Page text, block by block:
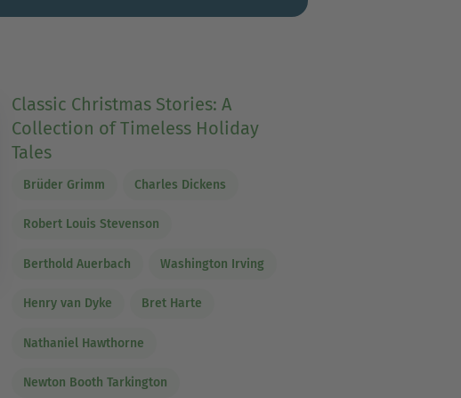
Classic Christmas Stories: A
Collection of Timeless Holiday
Tales
Brüder Grimm Charles Dickens
Robert Louis Stevenson
Berthold Auerbach Washington Irving
Henry van Dyke Bret Harte
Nathaniel Hawthorne
Newton Booth Tarkington